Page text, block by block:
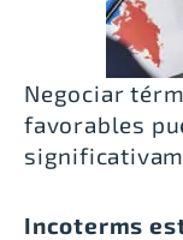
Negociar
favorables
Incoterms